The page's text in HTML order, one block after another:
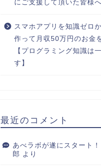
にご支援して頂いた皆様へ
スマホアプリを知識ゼロ
作って月収50万円のお金
【プログラミング知識は
す】
最近のコメント
あべラボが遂にスタート！
郎 より